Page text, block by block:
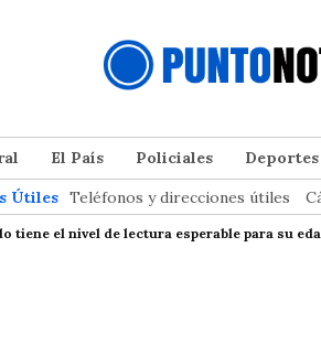
El País Policiales Deportes
Útiles Teléfonos y direcciones útiles
tiene el nivel de lectura esperable para su